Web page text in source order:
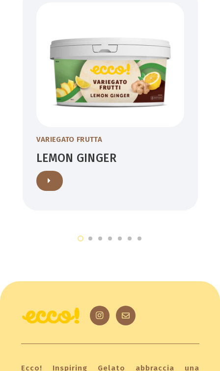
VARIEGATO FRUTTA
LEMON GINGER
Ecco! Inspiring Gelato abbraccia una